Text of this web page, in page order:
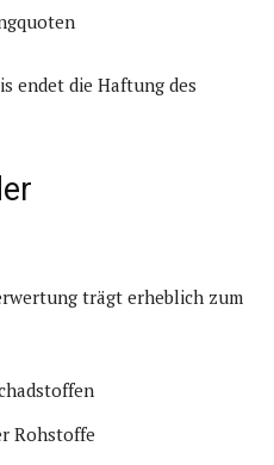
endet die Haftung des
trägt erheblich zum
Rohstoffe